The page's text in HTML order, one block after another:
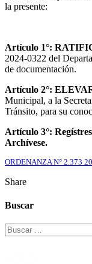
la presente:
Artículo 1°:
2024-0322 del
de documentación.
Artículo 2°:
Municipal, a la
Tránsito, para su
Artículo 3°:
Archívese.
ORDENANZA N° 2.373
Share
Buscar
Buscar: